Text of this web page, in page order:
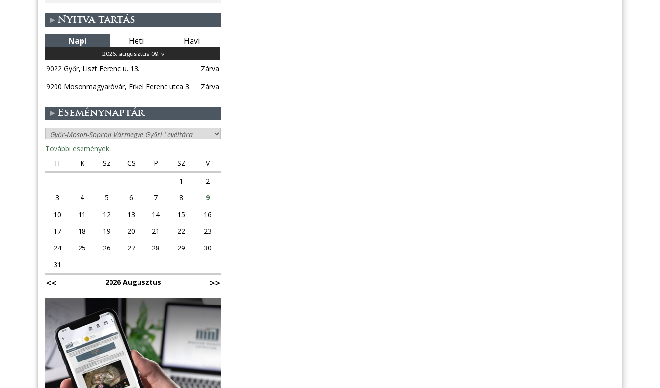
Nyitva tartás
Napi Heti Havi
2026. augusztus 09. v
9022 Győr, Liszt Ferenc u. 13.
Zárva
9200 Mosonmagyaróvár, Erkel Ferenc utca 3.
Zárva
Eseménynaptár
További események..
H
K SZ CS P SZ
V
1
2
3
4 5 6 7 8
9
10
11 12 13 14 15
16
17
18 19 20 21 22
23
24
25 26 27 28 29
30
31
2026 Augusztus